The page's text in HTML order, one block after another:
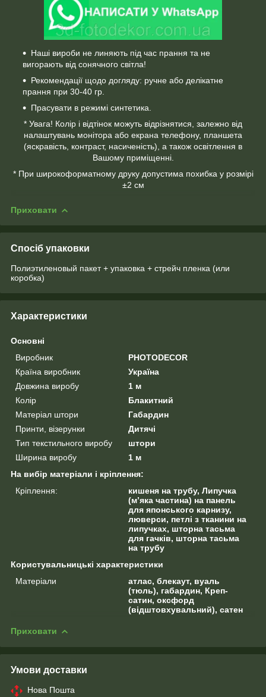
Наші вироби не линяють під час прання та не
вигорають від сонячного світла!
Рекомендації щодо догляду: ручне або делікатне
прання при 30-40 гр.
Прасувати в режимі синтетика.
* Увага! Колір і відтінок можуть відрізнятися, залежно від
налаштувань монітора або екрана телефону, планшета
(яскравість, контраст, насиченість), а також освітлення в
Вашому приміщенні.
* При широкоформатному друку допустима похибка у розмірі
±2 см
Приховати
Спосіб упаковки
Полиэтиленовый пакет + упаковка + стрейч пленка (или
коробка)
Характеристики
Основні
Виробник
PHOTODECOR
Країна виробник
Україна
Довжина виробу
1 м
Колір
Блакитний
Матеріал штори
Габардин
Принти, візерунки
Дитячі
Тип текстильного виробу
штори
Ширина виробу
1 м
На вибір матеріали і кріплення:
Кріплення:
кишеня на трубу, Липучка
(м’яка частина) на панель
для японського карнизу,
люверси, петлі з тканини на
липучках, шторна тасьма
для гачків, шторна тасьма
на трубу
Користувальницькі характеристики
Матеріали
атлас, блекаут, вуаль
(тюль), габардин, Креп-
сатин, оксфорд
(відштовхувальний), сатен
Приховати
Умови доставки
Нова Пошта